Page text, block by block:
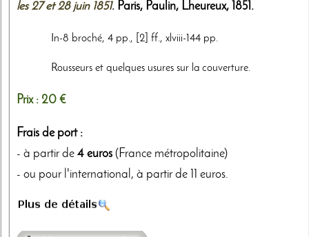
les 27 et 28 juin 1851. Paris, Paulin, Lheureux, 1851 .
In-8 broché, 4 pp., [2] ff., xlviii-144 pp.
Rousseurs et quelques usures sur la couverture.
Prix : 20 €
Frais de port :
- à partir de 4 euros (France métropolitaine)
- ou pour l'international, à partir de 11 euros.